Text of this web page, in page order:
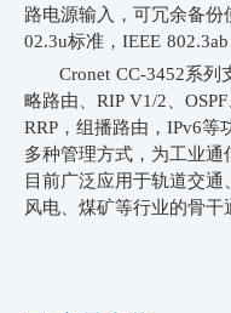
路电源输入，可冗余备份
02.3u标准， IEEE 802.3ab
Cronet CC-3452系列
略路由、 RIP V1/2、
RRP ，组播路由， IPv6等
多种管理方式 ， 为工业通
目前广泛应用于轨道交
风电、煤矿等行业的骨干